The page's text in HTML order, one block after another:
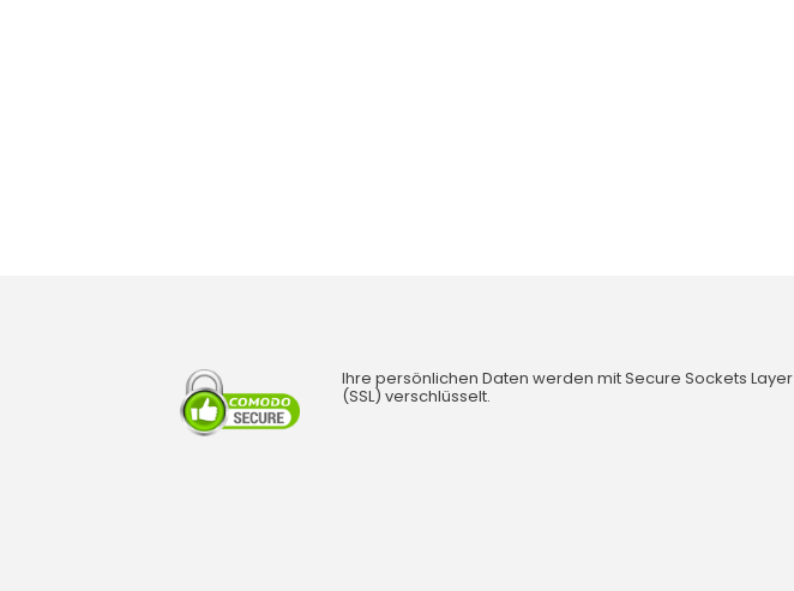
Ihre persönlichen Daten werden mit Secure Sockets Layer
(SSL) verschlüsselt.